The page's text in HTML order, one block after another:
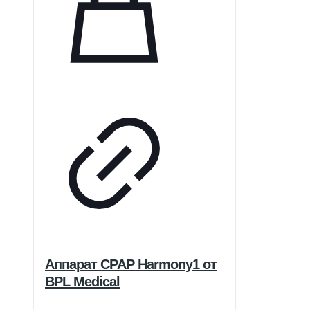
Аппарат CPAP Harmony1 от
BPL Medical